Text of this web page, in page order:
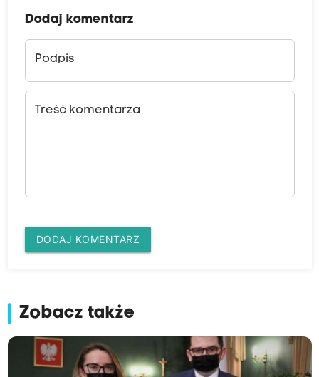
Dodaj komentarz
Podpis
Treść komentarza
DODAJ KOMENTARZ
Zobacz także